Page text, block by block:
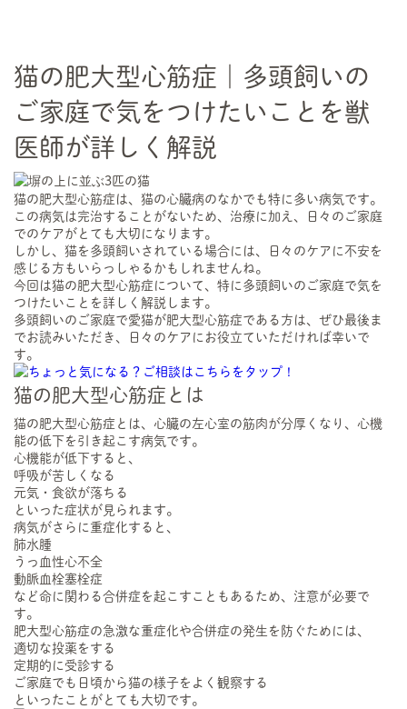
猫の肥大型心筋症｜多頭飼いの
ご家庭で気をつけたいことを獣
医師が詳しく解説
猫の肥大型心筋症は、猫の心臓病のなかでも特に多い病気です。
この病気は完治することがないため、治療に加え、日々のご家庭
でのケアがとても大切になります。
しかし、猫を多頭飼いされている場合には、日々のケアに不安を
感じる方もいらっしゃるかもしれませんね。
今回は猫の肥大型心筋症について、特に多頭飼いのご家庭で気を
つけたいことを詳しく解説します。
多頭飼いのご家庭で愛猫が肥大型心筋症である方は、ぜひ最後ま
でお読みいただき、日々のケアにお役立ていただければ幸いで
す。
猫の肥大型心筋症とは
猫の肥大型心筋症とは、心臓の左心室の筋肉が分厚くなり、心機
能の低下を引き起こす病気です。
心機能が低下すると、
呼吸が苦しくなる
元気・食欲が落ちる
といった症状が見られます。
病気がさらに重症化すると、
肺水腫
うっ血性心不全
動脈血栓塞栓症
など命に関わる合併症を起こすこともあるため、注意が必要で
す。
肥大型心筋症の急激な重症化や合併症の発生を防ぐためには、
適切な投薬をする
定期的に受診する
ご家庭でも日頃から猫の様子をよく観察する
といったことがとても大切です。